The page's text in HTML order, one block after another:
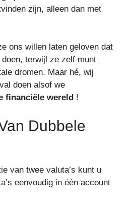
zijn, alleen dan met
ons willen laten geloven dat
terwijl ze zelf munt
dromen. Maar hé, wij
doen alsof we
financiële wereld !
Dubbele
van twee valuta’s kunt u
eenvoudig in één account